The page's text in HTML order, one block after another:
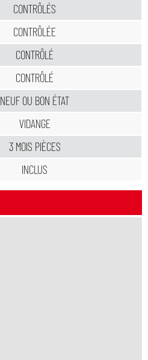
CONTRÔLÉS
CONTRÔLÉE
CONTRÔLÉ
CONTRÔLÉ
NEUF OU BON ÉTAT
VIDANGE
3 MOIS PIÈCES
INCLUS